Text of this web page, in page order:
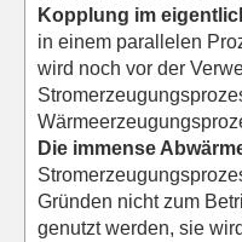
Kopplung im
in einem parallelen
wird noch vor der
Die immense
Gründen nicht zum
genutzt werden, sie wird